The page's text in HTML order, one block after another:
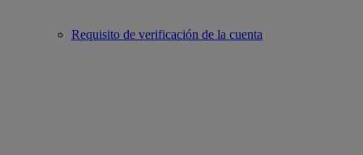
Requisito de verificación de la cuenta